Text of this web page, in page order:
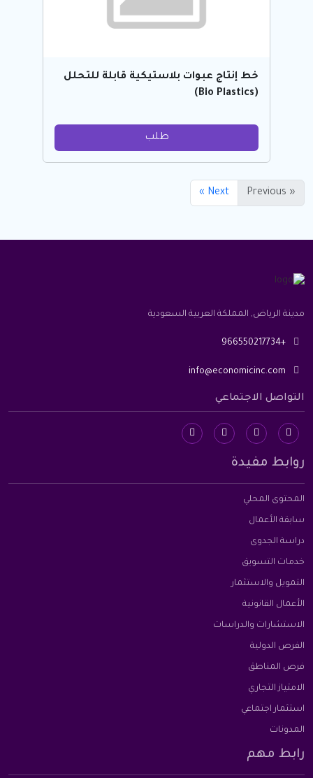
خط إنتاج عبوات بلاستيكية قابلة للتحلل
(Bio Plastics)
طلب
« Previous
Next »
مدينة الرياض, المملكة العربية السعودية
+966550217734
info@economicinc.com
التواصل الاجتماعي
روابط مفيدة
المحتوى المحلي
سابقة الأعمال
دراسة الجدوى
خدمات التسويق
التمويل والاستثمار
الأعمال القانونية
الاستشارات والدراسات
الفرص الدولية
فرص المناطق
الامتياز التجاري
استثمار اجتماعي
المدونات
رابط مهم